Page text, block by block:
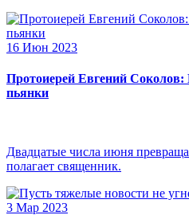
16 Июн 2023
Протоиерей Евгений
пьянки
Двадцатые числа июня
полагает священник.
3 Мар 2023